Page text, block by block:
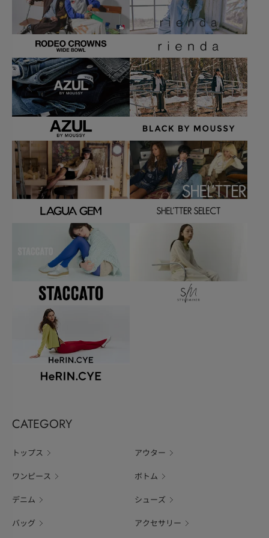
CATEGORY
トップス アウター
ワンピース ボトム
デニム シューズ
バッグ アクセサリー